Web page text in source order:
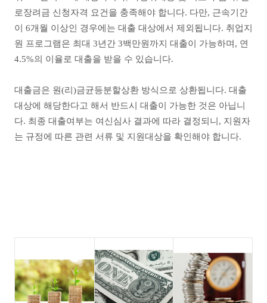
로장려금 신청자격 요건을 충족해야 합니다. 다만, 근속기간
이 6개월 이상인 경우에는 대출 대상에서 제외됩니다. 취업지
원 프로그램은 최대 3년간 3백만원까지 대출이 가능하며, 연
4.5%의 이율로 대출을 받을 수 있습니다.
대출금은 원(리)금균등분할상환 방식으로 상환됩니다. 대출
대상에 해당한다고 해서 반드시 대출이 가능한 것은 아닙니
다. 최종 대출여부는 여신심사 결과에 따라 결정되니, 지원자
는 규정에 따른 관련 서류 및 지원대상을 확인해야 합니다.